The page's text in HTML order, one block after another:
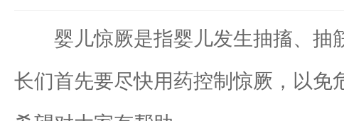
婴儿惊厥是指婴儿发生抽搐、抽
长们首先要尽快用药控制惊厥，以免